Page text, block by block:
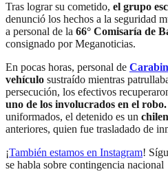
Tras lograr su cometido, el grupo
denunció los hechos a la seguridad
a personal de la 66° Comisaría de
consignado por Meganoticias.
En pocas horas, personal de
vehículo sustraído mientras
persecución, los efectivos
uno de los involucrados en el robo.
uniformados, el detenido es un
anteriores, quien fue trasladado de
¡También estamos en Instagram!
se habla sobre contingencia nacional